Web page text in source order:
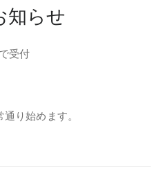
知らせ
受付
り始めます。